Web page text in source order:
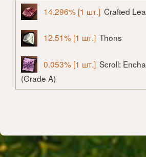
14.296% [1 шт.] Crafted
12.51% [1 шт.] Thons
0.053% [1 шт.] Scroll:
(Grade A)